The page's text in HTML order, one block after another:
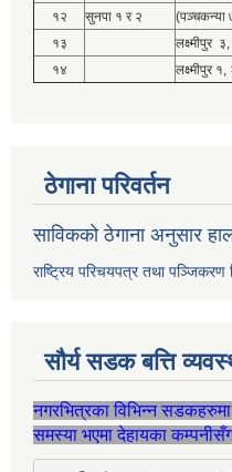
१२
सुनपा १ र २
(पञ्चकन्या
१३
लक्ष्मीपुर
१४
लक्ष्मीपुर
ठेगाना परिवर्तन
साविकको ठेगाना अनुसार
राष्ट्रिय परिचयपत्र तथा पञ्जिकरण
सौर्य सडक बत्ति
नगरभित्रका विभिन्न
समस्या भएमा देहायका